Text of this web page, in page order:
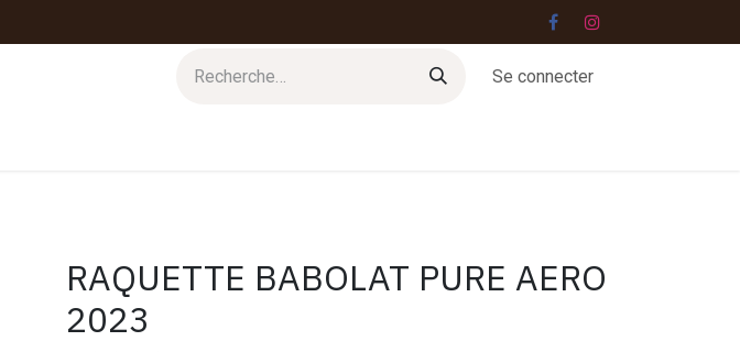
Se connecter
RAQUETTE BABOLAT PURE AERO
2023